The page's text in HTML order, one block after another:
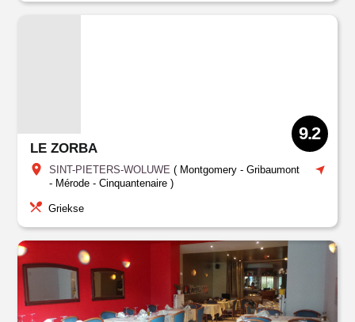
LE ZORBA
SINT-PIETERS-WOLUWE ( Montgomery - Gribaumont
- Mérode - Cinquantenaire )
9.2
Griekse